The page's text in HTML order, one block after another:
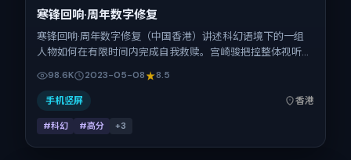
寒锋回响·周年数字修复
寒锋回响·周年数字修复（中国香港）讲述科幻语境下的一组
人物如何在有限时间内完成自我救赎。宫崎骏把控整体视听语
富。影片定于 2023-05-08 起陆续登陆院线与网络平台，春
季档公映，片长128分钟。
98.6K 2023-05-08 8.5
手机竖屏 香港
#科幻 #高分 +3